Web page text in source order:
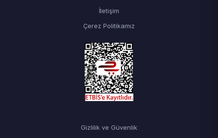
İletişim
Çerez Politikamız
Gizlilik ve Güvenlik